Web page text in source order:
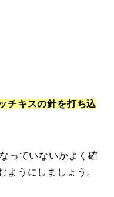
チキスの針を打ち込
っていないかよく確
ようにしましょう。